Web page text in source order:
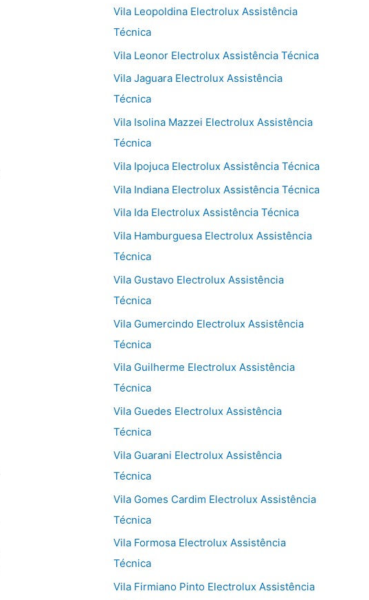
Vila Leopoldina Electrolux Assistência
Técnica
Vila Leonor Electrolux Assistência Técnica
Vila Jaguara Electrolux Assistência
Técnica
Vila Isolina Mazzei Electrolux Assistência
Técnica
Vila Ipojuca Electrolux Assistência Técnica
Vila Indiana Electrolux Assistência Técnica
Vila Ida Electrolux Assistência Técnica
Vila Hamburguesa Electrolux Assistência
Técnica
Vila Gustavo Electrolux Assistência
Técnica
Vila Gumercindo Electrolux Assistência
Técnica
Vila Guilherme Electrolux Assistência
Técnica
Vila Guedes Electrolux Assistência
Técnica
Vila Guarani Electrolux Assistência
Técnica
Vila Gomes Cardim Electrolux Assistência
Técnica
Vila Formosa Electrolux Assistência
Técnica
Vila Firmiano Pinto Electrolux Assistência